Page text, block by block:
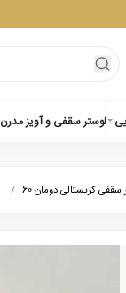
لوستر سقفی و آویز مدرن
سقفی کریستالی دومان 60 /